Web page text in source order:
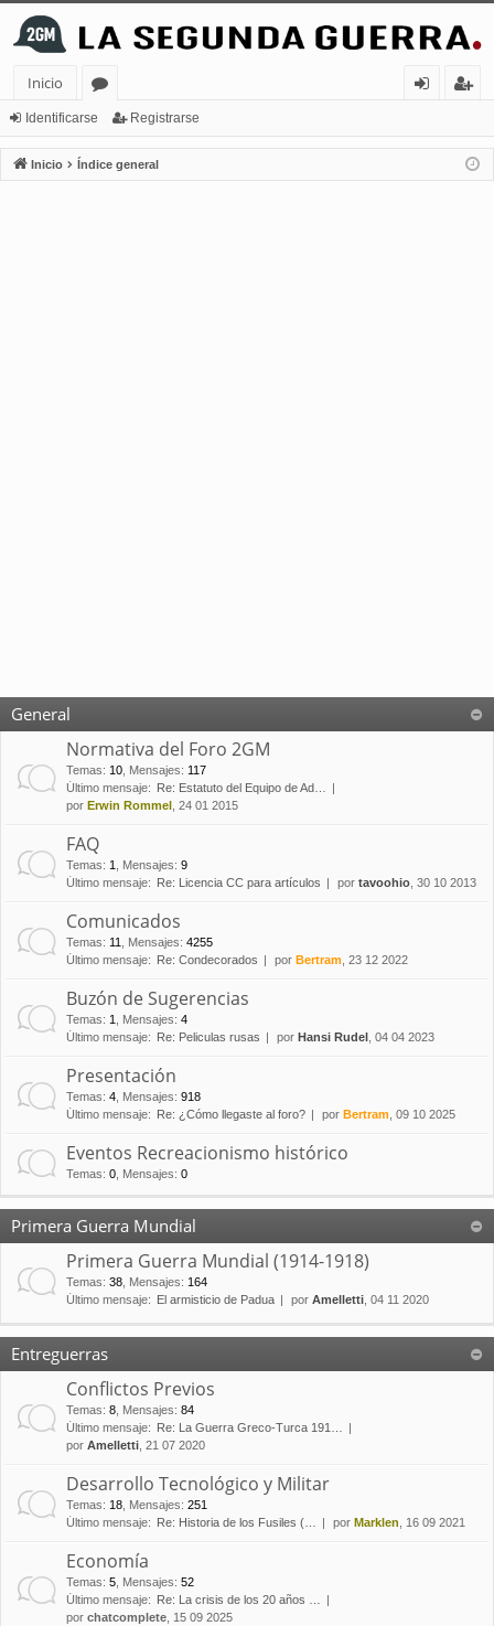
Inicio
or
os
nt
ifi
ist
ra
Identificarse Registrarse
Inicio Índice general
General
Normativa del Foro 2GM
Temas: 10 Mensajes: 117
Último mensaje:
Re: Estatuto del Equipo de Ad…
por Erwin Rommel , 24 01 2015
FAQ
Temas: 1 Mensajes: 9
Último mensaje:
Re: Licencia CC para artículos por tavoohio , 30 10 2013
Comunicados
Temas: 11 Mensajes: 4255
Último mensaje:
Re: Condecorados por Bertram , 23 12 2022
Buzón de Sugerencias
Temas: 1 Mensajes: 4
Último mensaje:
Re: Peliculas rusas por Hansi Rudel , 04 04 2023
Presentación
Temas: 4 Mensajes: 918
Último mensaje:
Re: ¿Cómo llegaste al foro? por Bertram , 09 10 2025
Eventos Recreacionismo histórico
Temas: 0 Mensajes: 0
Primera Guerra Mundial
Primera Guerra Mundial (1914-1918)
Temas: 38 Mensajes: 164
Último mensaje:
El armisticio de Padua por Amelletti , 04 11 2020
Entreguerras
Conflictos Previos
Temas: 8 Mensajes: 84
Último mensaje:
Re: La Guerra Greco-Turca 191…
por Amelletti , 21 07 2020
Desarrollo Tecnológico y Militar
Temas: 18 Mensajes: 251
Último mensaje:
Re: Historia de los Fusiles (… por Marklen , 16 09 2021
Economía
Temas: 5 Mensajes: 52
Último mensaje:
Re: La crisis de los 20 años …
por chatcomplete , 15 09 2025